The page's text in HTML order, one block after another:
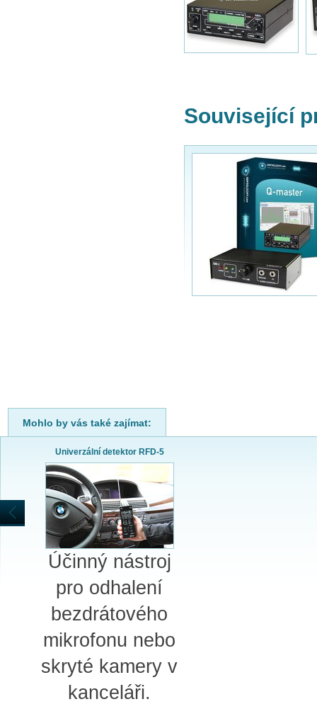
Související
Mohlo by vás také zajímat:
Univerzální detektor RFD-5
Účinný nástroj
pro odhalení
bezdrátového
mikrofonu nebo
skryté kamery v
kanceláři.